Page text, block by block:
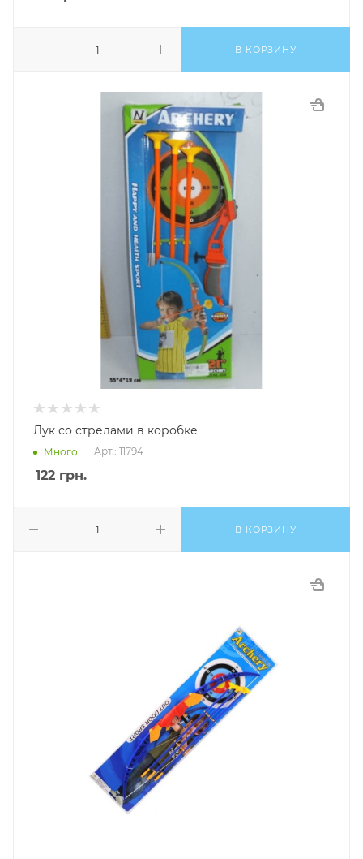
В КОРЗИНУ
Лук со стрелами в коробке
Много Арт.: 11794
122 грн.
В КОРЗИНУ